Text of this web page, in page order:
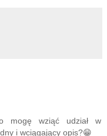
wziąć udział w
i wciągający opis?😁